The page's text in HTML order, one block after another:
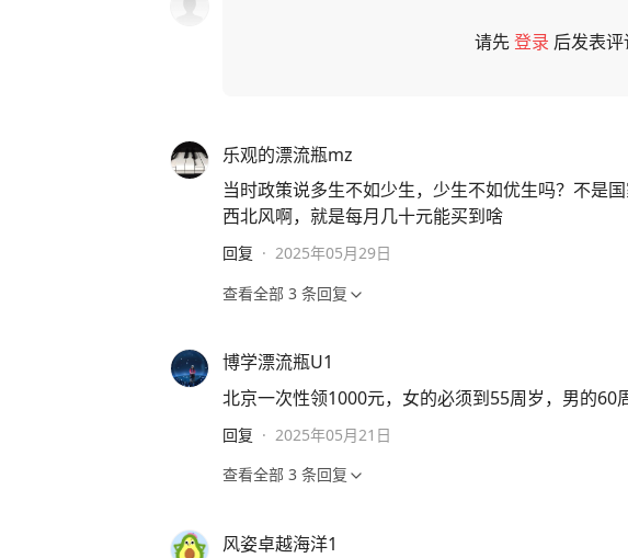
请先登录 后发表
乐观的漂流瓶mz
当时政策说多生不如少生，少生不如优生吗？不是
西北风啊，就是每月几十元能买到啥
回复 · 2025年05月29日
查看全部 3 条回复
博学漂流瓶U1
北京一次性领1000元，女的必须到55周岁，男的60
回复 · 2025年05月21日
查看全部 3 条回复
风姿卓越海洋1